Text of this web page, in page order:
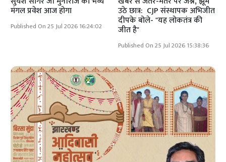
मंगल प्रवेश आज होगा
Published On 25 Jul 2026 16:24:02
उठे छात्र: CJP संस्थापक अभिजीत
दीपके बोले- "यह लोकतंत्र की
जीत है"
Published On 25 Jul 2026 15:38:36